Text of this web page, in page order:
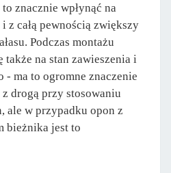
znacznie wpłynąć na
z całą pewnością zwiększy
Podczas montażu
także na stan zawieszenia i
- ma to ogromne znaczenie
drogą przy stosowaniu
ale w przypadku opon z
bieżnika jest to